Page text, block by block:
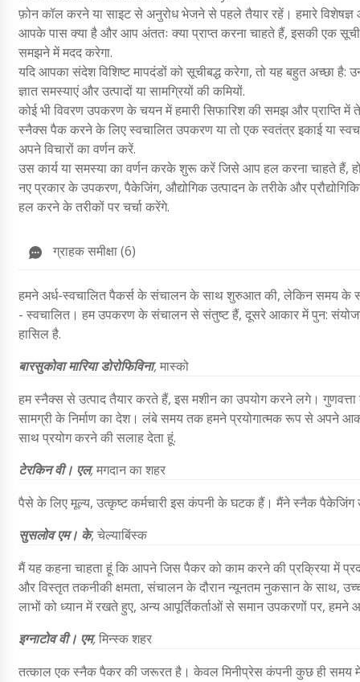
फ़ोन कॉल करने या साइट से अनुरोध भेजने से पहले तैयार रहें। हमारे
आपके पास क्या है और आप अंततः क्या प्राप्त करना चाहते हैं, इसकी एक
समझने में मदद करेगा.
यदि आपका संदेश विशिष्ट मापदंडों को सूचीबद्ध करेगा, तो यह बहुत अच्छा
ज्ञात समस्याएं और उत्पादों या सामग्रियों की कमियों.
कोई भी विवरण उपकरण के चयन में हमारी सिफारिश की समझ और प्राप्ति में
स्नैक्स पैक करने के लिए स्वचालित उपकरण या तो एक स्वतंत्र इकाई या
अपने विचारों का वर्णन करें.
उस कार्य या समस्या का वर्णन करके शुरू करें जिसे आप हल करना चाहते हैं,
नए प्रकार के उपकरण, पैकेजिंग, औद्योगिक उत्पादन के तरीके और
हल करने के तरीकों पर चर्चा करेंगे.
ग्राहक समीक्षा (6)
हमने अर्ध-स्वचालित पैकर्स के संचालन के साथ शुरुआत की, लेकिन समय के
- स्वचालित। हम उपकरण के संचालन से संतुष्ट हैं, दूसरे आकार में पुन:
हासिल है.
बारसुकोवा मारिया डोरोफिविना,मास्को
हम स्नैक्स से उत्पाद तैयार करते हैं, इस मशीन का उपयोग करने लगे। गुणवत्ता
सामग्री के निर्माण का देश। लंबे समय तक हमने प्रयोगात्मक रूप से अपने
साथ प्रयोग करने की सलाह देता हूं.
टेरकिन वी। एल,मगदान का शहर
पैसे के लिए मूल्य, उत्कृष्ट कर्मचारी इस कंपनी के घटक हैं। मैंने स्नैक
सुसलोव एम। के, चेल्याबिंस्क
मैं यह कहना चाहता हूं कि आपने जिस पैकर को काम करने की प्रक्रिया में
और विस्तृत तकनीकी क्षमता, संचालन के दौरान न्यूनतम नुकसान के साथ,
लाभों को ध्यान में रखते हुए, अन्य आपूर्तिकर्ताओं से समान उपकरणों पर,
इग्नाटोव वी। एम,मिन्स्क शहर
तत्काल एक स्नैक पैकर की जरूरत है। केवल मिनीप्रेस कंपनी कुछ ही समय में